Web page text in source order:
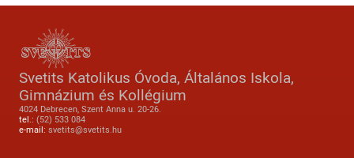
Svetits Katolikus Óvoda, Általános Iskola,
Gimnázium és Kollégium
4024 Debrecen, Szent Anna u. 20-26.
tel.: (52) 533 084
e-mail: svetits@svetits.hu